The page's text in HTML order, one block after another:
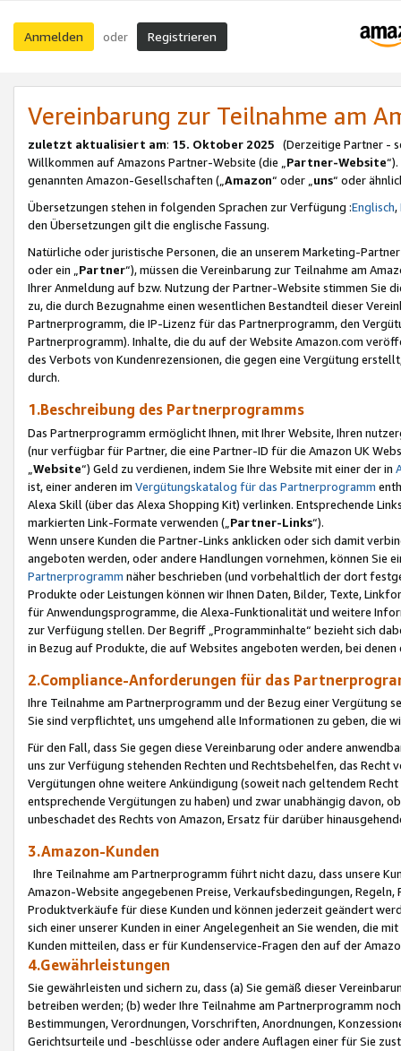
Anmelden oder Registrieren
Vereinbarung zur Teilnahme am
zuletzt aktualisiert am: 15. Oktober 2025 (Derzeitige Partner -
Willkommen auf Amazons Partner-Website (die „Partner-Website
genannten Amazon-Gesellschaften („Amazon“ oder „uns“ oder
Übersetzungen stehen in folgenden Sprachen zur Verfügung :Englisch,
den Übersetzungen gilt die englische Fassung.
Natürliche oder juristische Personen, die an unserem Marketing-
oder ein „Partner“), müssen die Vereinbarung zur Teilnahme am
Ihrer Anmeldung auf bzw. Nutzung der Partner-Website stimmen Sie
zu, die durch Bezugnahme einen wesentlichen Bestandteil dieser
Partnerprogramm, die IP-Lizenz für das Partnerprogramm, den
Partnerprogramm). Inhalte, die du auf der Website Amazon.com
des Verbots von Kundenrezensionen, die gegen eine Vergütung
durch.
1.Beschreibung des Partnerprogramms
Das Partnerprogramm ermöglicht Ihnen, mit Ihrer Website, Ihren
(nur verfügbar für Partner, die eine Partner-ID für die Amazon UK
Website“) Geld zu verdienen, indem Sie Ihre Website mit einer der in
ist, einer anderen im Vergütungskatalog für das Partnerprogramm
Alexa Skill (über das Alexa Shopping Kit) verlinken. Entsprechende
markierten Link-Formate verwenden („ Partner-Links“).
Wenn unsere Kunden die Partner-Links anklicken oder sich damit
angeboten werden, oder andere Handlungen vornehmen, können Sie
Partnerprogramm näher beschrieben (und vorbehaltlich der dort
Produkte oder Leistungen können wir Ihnen Daten, Bilder, Texte,
für Anwendungsprogramme, die Alexa-Funktionalität und weitere
zur Verfügung stellen. Der Begriff „Programminhalte“ bezieht sich
in Bezug auf Produkte, die auf Websites angeboten werden, bei
2.Compliance-Anforderungen für das
Ihre Teilnahme am Partnerprogramm und der Bezug einer Vergütung
Sie sind verpflichtet, uns umgehend alle Informationen zu geben, die
Für den Fall, dass Sie gegen diese Vereinbarung oder andere
uns zur Verfügung stehenden Rechten und Rechtsbehelfen, das
Vergütungen ohne weitere Ankündigung (soweit nach geltendem
entsprechende Vergütungen zu haben) und zwar unabhängig davon,
unbeschadet des Rechts von Amazon, Ersatz für darüber
3.Amazon-Kunden
Ihre Teilnahme am Partnerprogramm führt nicht dazu, dass unsere
Amazon-Website angegebenen Preise, Verkaufsbedingungen,
Produktverkäufe für diese Kunden und können jederzeit geändert
sich einer unserer Kunden in einer Angelegenheit an Sie wenden, die
Kunden mitteilen, dass er für Kundenservice-Fragen den auf der
4.Gewährleistungen
Sie gewährleisten und sichern zu, dass (a) Sie gemäß dieser
betreiben werden; (b) weder Ihre Teilnahme am Partnerprogramm
Bestimmungen, Verordnungen, Vorschriften, Anordnungen,
Gerichtsurteile und -beschlüsse oder andere Auflagen einer für Sie